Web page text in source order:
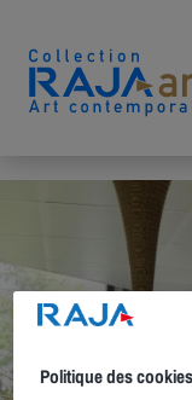
Politique des cookies